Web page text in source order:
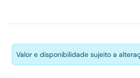
Valor e disponibilidade sujeito a